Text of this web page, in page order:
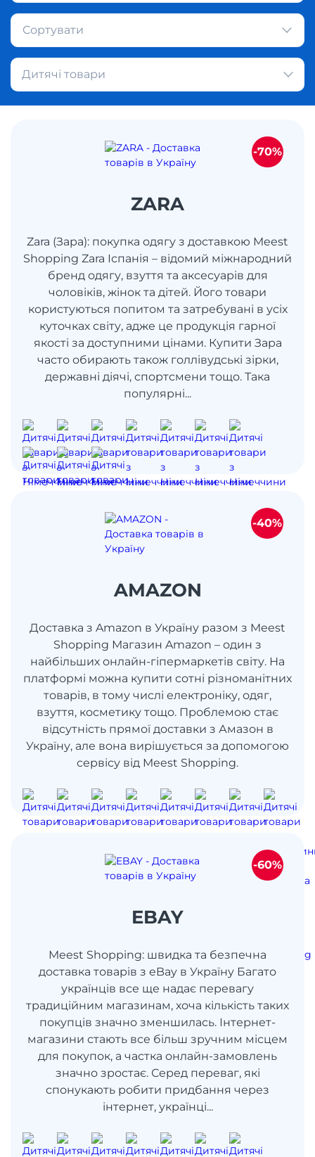
Сортувати
Дитячі товари
ZARA
Zara (Зара): покупка одягу з доставкою Meest
Shopping Zara Іспанія – відомий міжнародний
бренд одягу, взуття та аксесуарів для
чоловіків, жінок та дітей. Його товари
користуються попитом та затребувані в усіх
куточках світу, адже це продукція гарної
якості за доступними цінами. Купити Зара
часто обирають також голлівудські зірки,
державні діячі, спортсмени тощо. Така
популярні...
-70%
AMAZON
Доставка з Amazon в Україну разом з Meest
Shopping Магазин Amazon – один з
найбільших онлайн-гіпермаркетів світу. На
платформі можна купити сотні різноманітних
товарів, в тому числі електроніку, одяг,
взуття, косметику тощо. Проблемою стає
відсутність прямої доставки з Амазон в
Україну, але вона вирішується за допомогою
сервісу від Meest Shopping.
-40%
EBAY
Meest Shopping: швидка та безпечна
доставка товарів з eBay в Україну Багато
українців все ще надає перевагу
традиційним магазинам, хоча кількість таких
покупців значно зменшилась. Інтернет-
магазини стають все більш зручним місцем
для покупок, а частка онлайн-замовлень
значно зростає. Серед переваг, які
спонукають робити придбання через
інтернет, українці...
-60%